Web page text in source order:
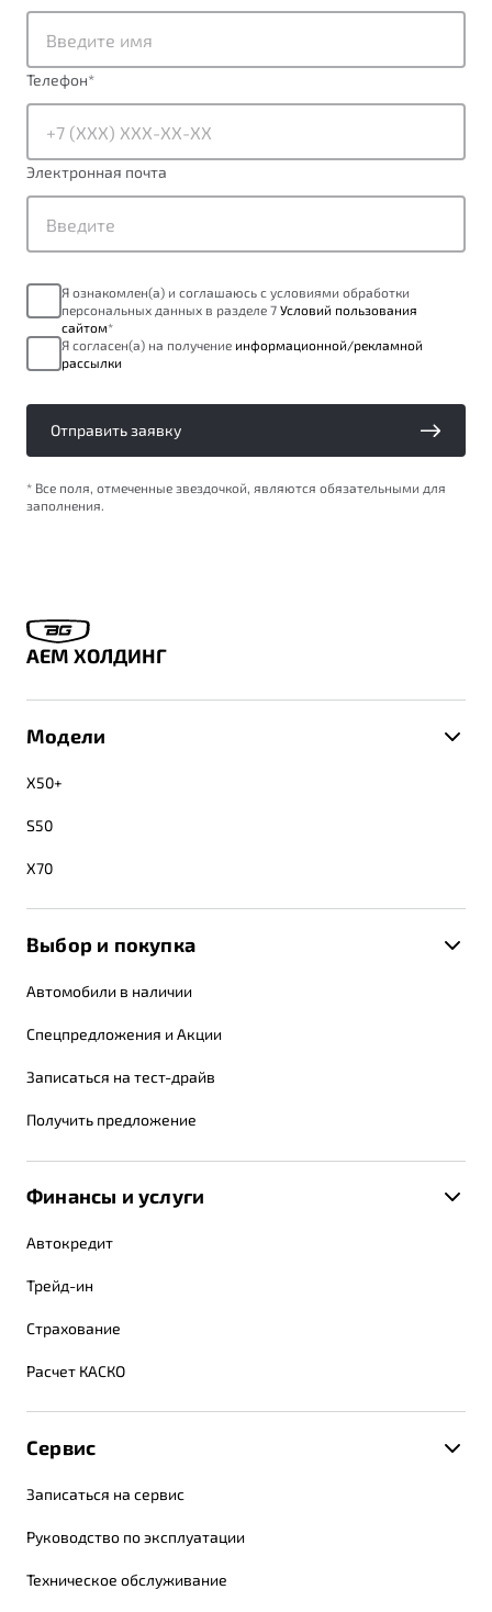
от 1 699 990 ₽*
Обзор В наличии
X70
Универсальный кроссовер
Обзор В наличии
Подробно
Автомобили в наличии
Тест-драйв
Спецпредложения
Будьте еще более уверены на дорогах с программой
Преимущества программы
Запись на сервис
Калькулятор ТО
Клиентская поддержка
Телефон*
Электронная почта
Я ознакомлен(а) и соглашаюсь с условиями обработки
персональных данных в разделе 7 Условий пользования
сайтом*
Я согласен(а) на получение информационной/рекламной
рассылки
Отправить заявку
* Все поля, отмеченные звездочкой, являются обязательными для
заполнения.
АЕМ ХОЛДИНГ
Модели
X50+
S50
X70
Выбор и покупка
Автомобили в наличии
Спецпредложения и Акции
Записаться на тест-драйв
Получить предложение
Финансы и услуги
Автокредит
Трейд-ин
Страхование
Расчет КАСКО
Сервис
Записаться на сервис
Руководство по эксплуатации
Техническое обслуживание